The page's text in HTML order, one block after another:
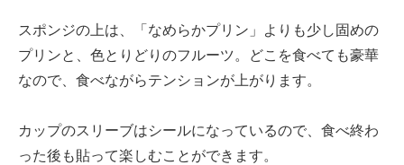
スポンジの上は、「なめらかプリン」よりも少し固めの
プリンと、色とりどりのフルーツ。どこを食べても豪華
なので、食べながらテンションが上がります。
カップのスリーブはシールになっているので、食べ終わ
った後も貼って楽しむことができます。